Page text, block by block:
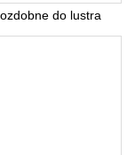
do lustra